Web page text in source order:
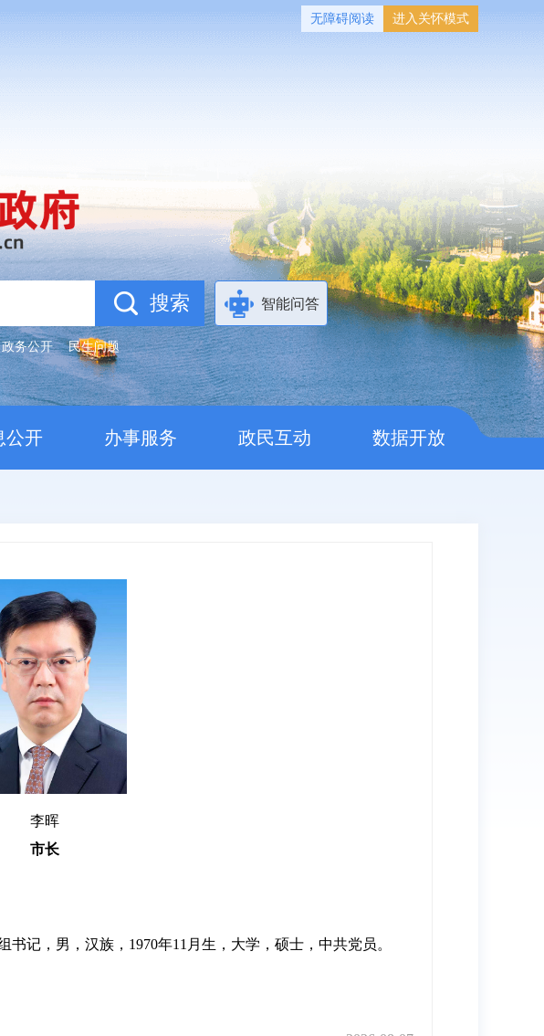
无障碍阅读 进入关怀模式
智能问答
政务公开 民生问题
公开 办事服务 政民互动 数据开放
李晖
市长
记，男，汉族，1970年11月生，大学，硕士，中共党员。